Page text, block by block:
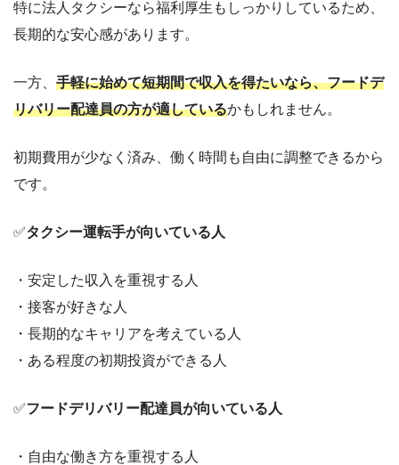
特に法人タクシーなら福利厚生もしっかりしているため、
長期的な安心感があります。
一方、 手軽に始めて短期間で収入を得たいなら、フードデ
リバリー配達員の方が適しているかもしれません。
初期費用が少なく済み、働く時間も自由に調整できるから
です。
✅タクシー運転手が向いている人
・安定した収入を重視する人
・接客が好きな人
・長期的なキャリアを考えている人
・ある程度の初期投資ができる人
✅フードデリバリー配達員が向いている人
・自由な働き方を重視する人